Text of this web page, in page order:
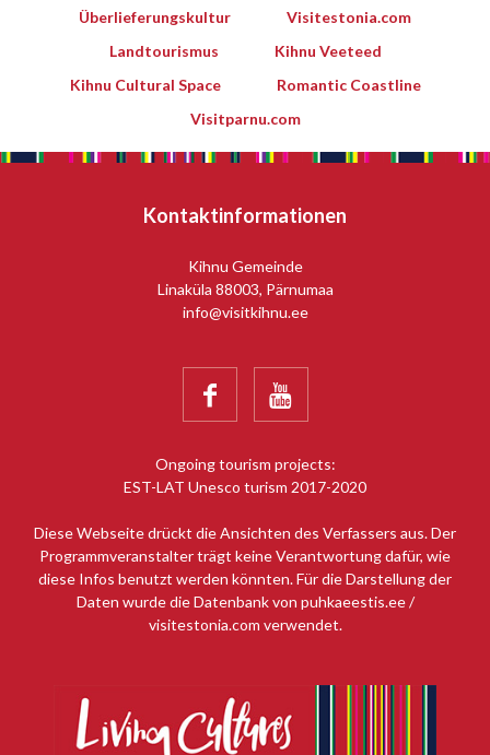
Überlieferungskultur
Visitestonia.com
Landtourismus
Kihnu Veeteed
Kihnu Cultural Space
Romantic Coastline
Visitparnu.com
Kontaktinformationen
Kihnu Gemeinde
Linaküla 88003, Pärnumaa
info@visitkihnu.ee
 
Ongoing tourism projects:
EST-LAT Unesco turism 2017-2020
Diese Webseite drückt die Ansichten des Verfassers aus. Der
Programmveranstalter trägt keine Verantwortung dafür, wie
diese Infos benutzt werden könnten. Für die Darstellung der
Daten wurde die Datenbank von puhkaeestis.ee /
visitestonia.com verwendet.